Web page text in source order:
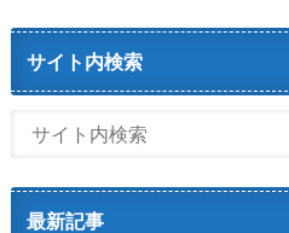
サイト内検索
最新記事